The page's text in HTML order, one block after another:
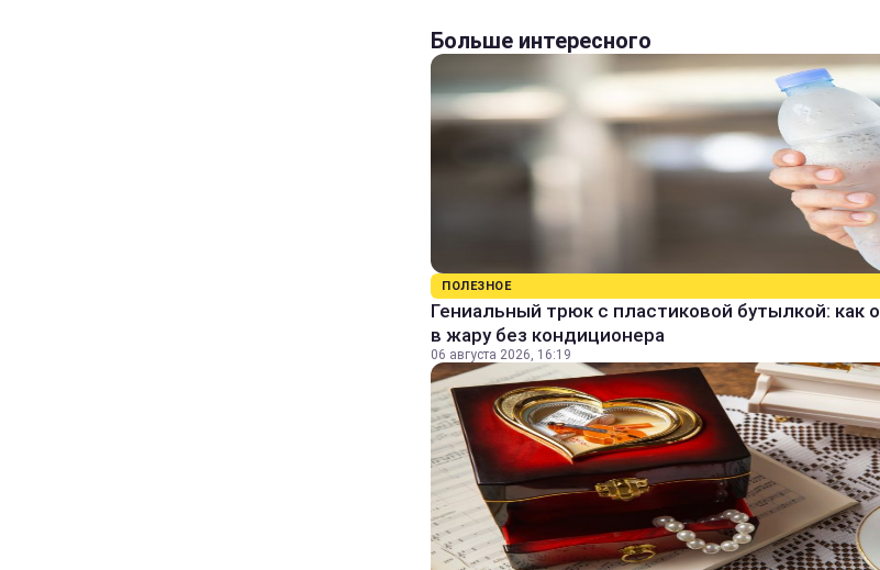
Больше интересного
ПОЛЕЗНОЕ
Гениальный трюк с пластиковой бутылкой: как
в жару без кондиционера
06 августа 2026, 16:19